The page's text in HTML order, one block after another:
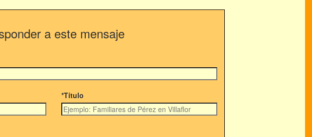
a este mensaje
*Título